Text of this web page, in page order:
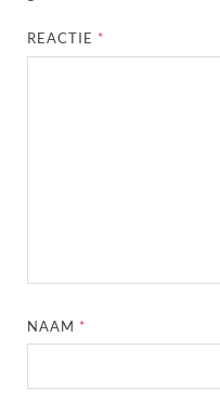
REACTIE *
NAAM *